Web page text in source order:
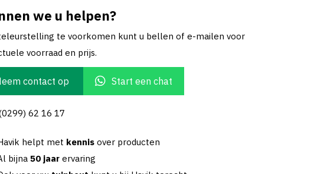
we u helpen?
te voorkomen kunt u bellen of e-mailen voor
voorraad en prijs.
contact op Start een chat
62 16 17
helpt met kennis over producten
bijna 50 jaar ervaring